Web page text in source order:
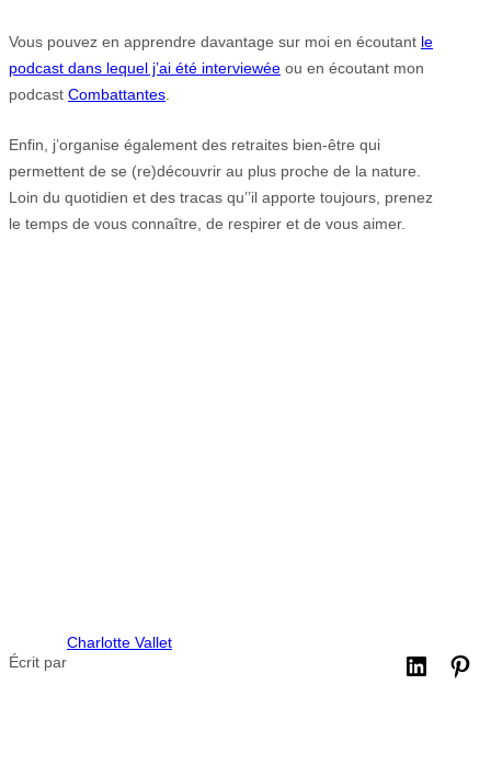
Vous pouvez en apprendre davantage sur moi en écoutant le
podcast dans lequel j’ai été interviewée ou en écoutant mon
podcast Combattantes
Enfin, j’organise également des retraites bien-être qui
permettent de se (re)découvrir au plus proche de la nature.
Loin du quotidien et des tracas qu’’il apporte toujours, prenez
le temps de vous connaître, de respirer et de vous aimer.
Écrit par
Charlotte Vallet